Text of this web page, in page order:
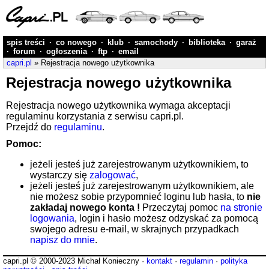
spis treści · co nowego · klub · samochody · biblioteka · garaż
· forum · ogłoszenia · ftp · email
capri.pl » Rejestracja nowego użytkownika
Rejestracja nowego użytkownika
Rejestracja nowego użytkownika wymaga akceptacji
regulaminu korzystania z serwisu capri.pl.
Przejdź do regulaminu.
Pomoc:
jeżeli jesteś już zarejestrowanym użytkownikiem, to
wystarczy się zalogować,
jeżeli jesteś już zarejestrowanym użytkownikiem, ale
nie możesz sobie przypomnieć loginu lub hasła, to nie
zakładaj nowego konta ! Przeczytaj pomoc na stronie
logowania, login i hasło możesz odzyskać za pomocą
swojego adresu e-mail, w skrajnych przypadkach
napisz do mnie.
capri.pl © 2000-2023 Michał Konieczny · kontakt · regulamin · polityka